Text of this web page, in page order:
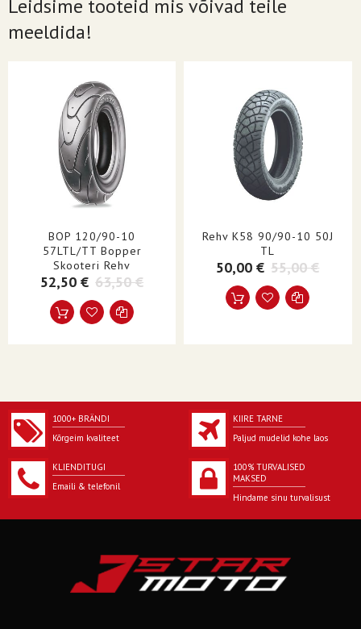
POSITSIOON
Eesmine
REHVI SUURUS
90/90-10
MUSTER/MUDEL
ContiTwist
TORUTÜÜP
Torudeta
TURUSEGMENT
Roller
OMADUSED
STIIL
Roller|Tänav
ÜHIKUD
Kumbki
TOOTENIMI
Rehv
KÜLJESEIN
Leidsime tooteid mis võivad teile
meeldida!
BOP 120/90-10
57LTL/TT Bopper
Skooteri Rehv
52,50 € 63,50 €
Rehv K58 90/90-10 50J
TL
50,00 € 55,00 €
1000+ BRÄNDI
Kõrgeim kvaliteet
KIIRE TARNE
Paljud mudelid kohe laos
KLIENDITUGI
Emaili & telefonil
100% TURVALISED
MAKSED
Hindame sinu turvalisust